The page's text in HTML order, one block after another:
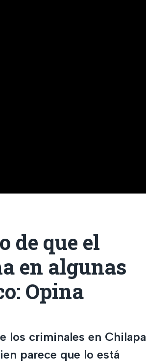
de que el
en algunas
Opina
los criminales en Chilapa
parece que lo está